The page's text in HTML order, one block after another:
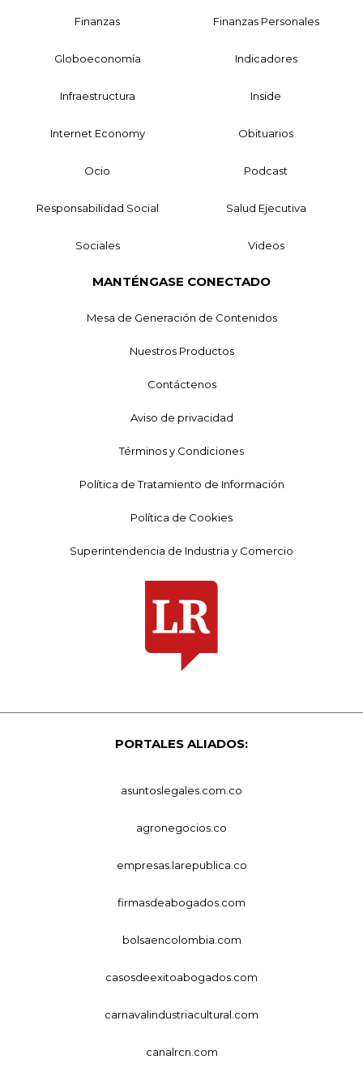
Finanzas Finanzas Personales
Globoeconomía Indicadores
Infraestructura Inside
Internet Economy Obituarios
Ocio Podcast
Responsabilidad Social Salud Ejecutiva
Sociales Videos
MANTÉNGASE CONECTADO
Mesa de Generación de Contenidos
Nuestros Productos
Contáctenos
Aviso de privacidad
Términos y Condiciones
Política de Tratamiento de Información
Política de Cookies
Superintendencia de Industria y Comercio
PORTALES ALIADOS:
asuntoslegales.com.co
agronegocios.co
empresas.larepublica.co
firmasdeabogados.com
bolsaencolombia.com
casosdeexitoabogados.com
carnavalindustriacultural.com
canalrcn.com